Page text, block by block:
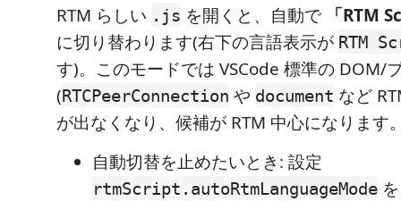
RTM らしい .js を開くと、自動で
「RTM
に切り替わります(右下の言語表示が RTM
す)。このモードでは VSCode 標準の DOM/
(RTCPeerConnection や document など
が出なくなり、候補が RTM 中心になります
自動切替を止めたいとき: 設定
rtmScript.autoRtmLanguageMode